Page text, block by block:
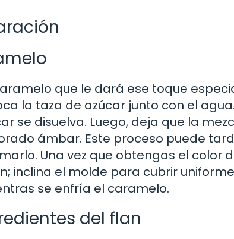
que le dará ese toque
la taza de azúcar junto con el
se disuelva. Luego, deja que la
ámbar. Este proceso puede
Una vez que obtengas el color
inclina el molde para cubrir
se enfría el caramelo.
del flan